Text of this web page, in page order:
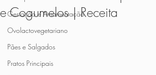
Gestação e Amamentação
Ovolactovegetariano
Pães e Salgados
Pratos Principais
e Cogumelos | Receita